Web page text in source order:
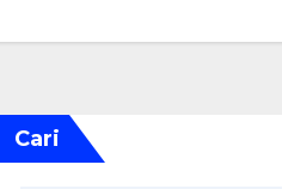
Cari